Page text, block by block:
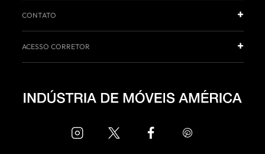
CONTATO
ACESSO CORRETOR